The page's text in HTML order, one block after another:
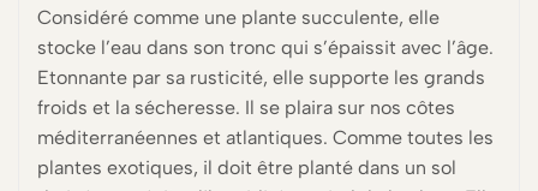
Considéré comme une plante succulente, elle
stocke l’eau dans son tronc qui s’épaissit avec l’âge.
Etonnante par sa rusticité, elle supporte les grands
froids et la sécheresse. Il se plaira sur nos côtes
méditerranéennes et atlantiques. Comme toutes les
plantes exotiques, il doit être planté dans un sol